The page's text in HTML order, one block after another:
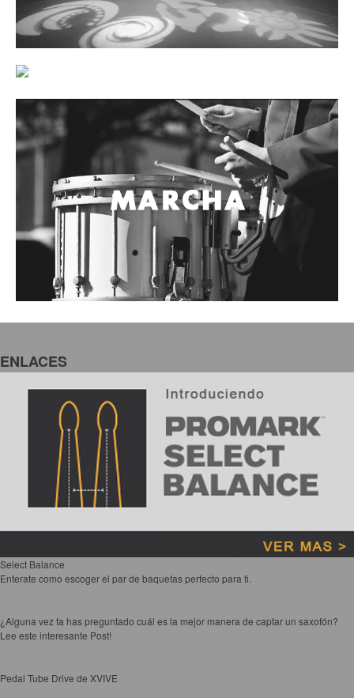
ENLACES
Select Balance
Enterate como escoger el par de baquetas perfecto para ti.
¿Alguna vez ta has preguntado cuál es la mejor manera de captar un saxofón?
Lee este interesante Post!
Pedal Tube Drive de XVIVE